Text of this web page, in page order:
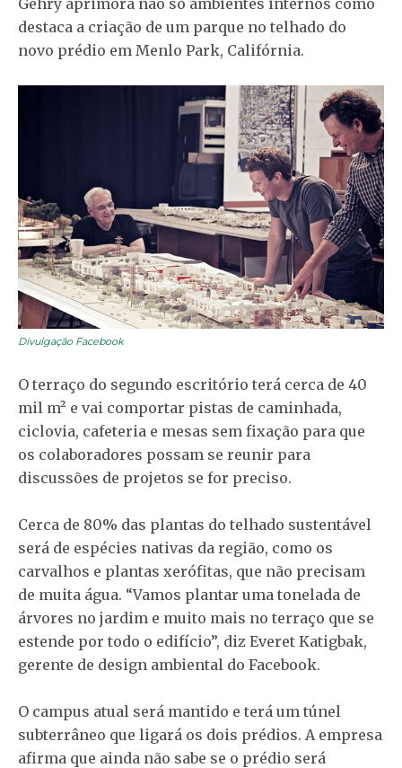
Gehry aprimora não só ambientes internos como
destaca a criação de um parque no telhado do
novo prédio em Menlo Park, Califórnia.
Divulgação Facebook
O terraço do segundo escritório terá cerca de 40
mil m² e vai comportar pistas de caminhada,
ciclovia, cafeteria e mesas sem fixação para que
os colaboradores possam se reunir para
discussões de projetos se for preciso.
Cerca de 80% das plantas do telhado sustentável
será de espécies nativas da região, como os
carvalhos e plantas xerófitas, que não precisam
de muita água. “Vamos plantar uma tonelada de
árvores no jardim e muito mais no terraço que se
estende por todo o edifício”, diz Everet Katigbak,
gerente de design ambiental do Facebook.
O campus atual será mantido e terá um túnel
subterrâneo que ligará os dois prédios. A empresa
afirma que ainda não sabe se o prédio será